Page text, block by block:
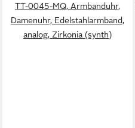
TT-0045-MQ, Armbanduhr,
Damenuhr, Edelstahlarmband,
analog, Zirkonia (synth)